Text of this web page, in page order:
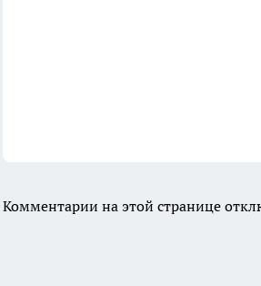
Комментарии на этой странице